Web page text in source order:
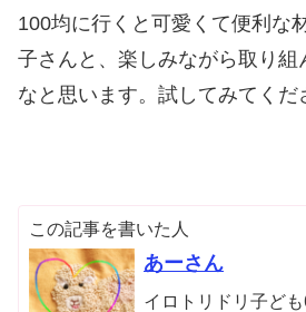
100均に行くと可愛くて便利な
子さんと、楽しみながら取り組
なと思います。試してみてくだ
この記事を書いた人
あーさん
イロトリドリ子ど